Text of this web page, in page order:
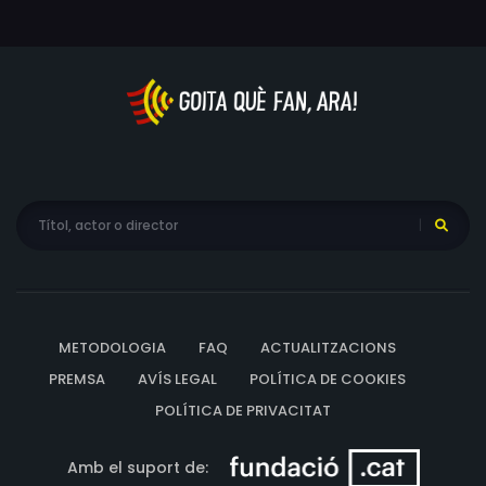
METODOLOGIA FAQ
ACTUALITZACIONS
PREMSA
AVÍS LEGAL
POLÍTICA DE COOKIES
POLÍTICA DE PRIVACITAT
Amb el suport de: